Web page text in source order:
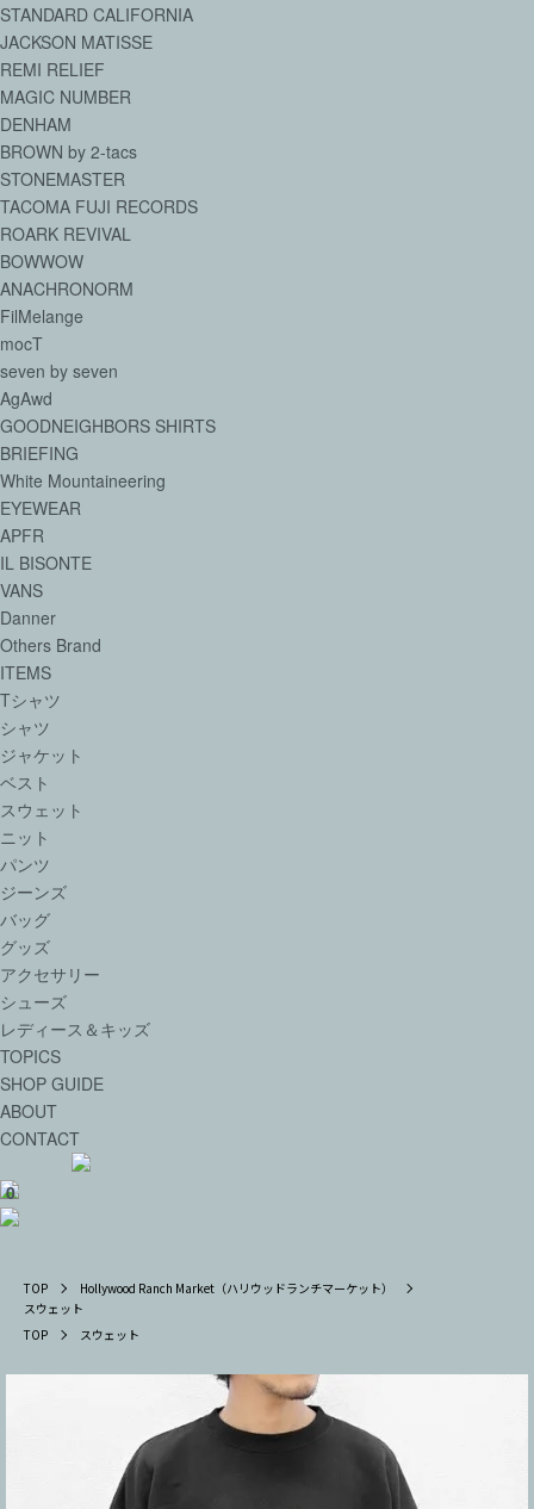
STANDARD CALIFORNIA
JACKSON MATISSE
REMI RELIEF
MAGIC NUMBER
DENHAM
BROWN by 2-tacs
STONEMASTER
TACOMA FUJI RECORDS
ROARK REVIVAL
BOWWOW
ANACHRONORM
FilMelange
mocT
seven by seven
AgAwd
GOODNEIGHBORS SHIRTS
BRIEFING
White Mountaineering
EYEWEAR
APFR
IL BISONTE
VANS
Danner
Others Brand
ITEMS
Tシャツ
シャツ
ジャケット
ベスト
スウェット
ニット
パンツ
ジーンズ
バッグ
グッズ
アクセサリー
シューズ
レディース＆キッズ
TOPICS
SHOP GUIDE
ABOUT
CONTACT
0
TOP
Hollywood Ranch Market（ハリウッドランチマーケット）
スウェット
TOP
スウェット